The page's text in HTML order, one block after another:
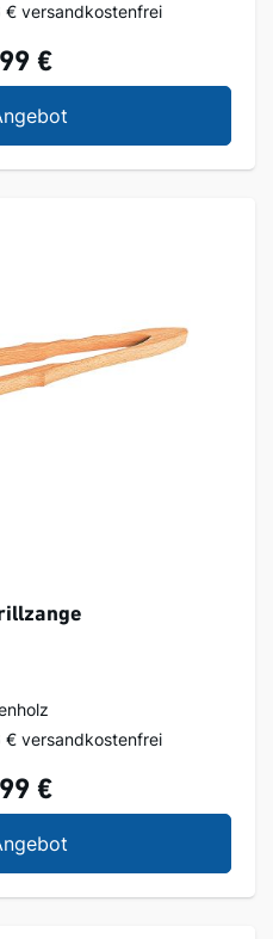
versandkostenfrei
€
Nero Grillschürze
versandkostenfrei
€
Nero Grillzange